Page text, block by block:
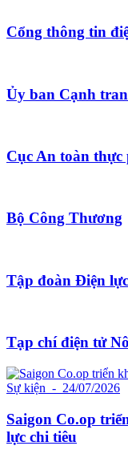
Cổng thông tin
Ủy ban Cạnh
Cục An toàn thực
Bộ Công Thương
Tập đoàn Điện
Tạp chí điện tử
Sự kiện - 24/07/2026
Saigon Co.op
lực chi tiêu